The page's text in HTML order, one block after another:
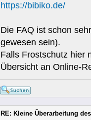
https://bibiko.de/
Die FAQ ist schon
gewesen sein).
Falls Frostschutz hier
Übersicht an Online-
RE: Kleine Überarbeitung